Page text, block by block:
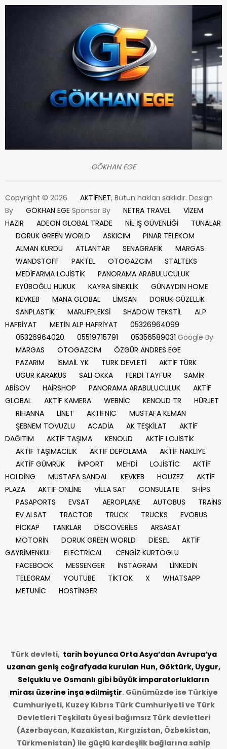
GÖKHAN EGE
Copyright © 2026 AKTİFNET, Bütün hakları saklıdır. Design
By
GÖKHAN EGE Sponsor By NETRA TRAVEL
VİZEM
HAZIR
ADEON GLOBAL TRADE NİL İŞ GÜVENLİĞİ
TUNALAR
DORUK GREEN WORLD
ASKICIM
PINAR TELEKOM
ALMAN KURDU
ATLANTAR SENAGRAFİK
MARGAS
WANDSTOFF
PAKTEL OTOGAZCIM
STALTEKS
MEDİFARMA LOJİSTİK
PANORAMA ARABULUCULUK
EYÜBOĞLU HUKUK
KAYRA SİNEKLİK
GÜNAYDIN HOME
KEVKEB
MANA GLOBAL LİMSAN
DORUK GÜZELLİK
SANPLASTİK
MARUFPLEKSİ SHADOW TEKSTİL
ALP
HAFRİYAT
METİN ALP HAFRİYAT
05326964099
05326964020
05519715791 05356589031 Google By
MARGAS
OTOGAZCIM
ÖZGÜR ANDRES EGE
PAZARIM
İSMAİL YK TURK DEVLETİ
AKTİF TÜRK
UGUR KARAKUS
SALI OKKA FERDİ TAYFUR
SAMİR
ABİSOV
HAİRSHOP PANORAMA ARABULUCULUK
AKTİF
GLOBAL
AKTİF KAMERA WEBNİC KENOUD TR
HÜRJET
RİHANNA
LİNET AKTİFNİC
MUSTAFA KEMAN
ŞEBNEM TOVUZLU
ACADİA AK TEŞKİLAT
AKTİF
DAĞITIM
AKTİF TAŞIMA KENOUD
AKTİF LOJİSTİK
AKTİF TAŞIMACILIK
AKTİF DEPOLAMA
AKTİF NAKLİYE
AKTİF GÜMRÜK
İMPORT MEHDİ LOJİSTİC
AKTİF
HOLDİNG
MUSTAFA SANDAL KEVKEB HOUZEZ
AKTİF
PLAZA
AKTİF ONLİNE VİLLA SAT CONSULATE
SHİPS
PASAPORTS
EVSAT AEROPLANE AUTOBUS
TRAİNS
EV ALSAT
TRACTOR TRUCK TRUCKS
EVOBUS
PİCKAP
TANKLAR DİSCOVERİES
ARSASAT
MOTORİN
DORUK GREEN WORLD DİESEL
AKTİF
GAYRİMENKUL
ELECTRİCAL
CENGİZ KURTOGLU
FACEBOOK
MESSENGER İNSTAGRAM
LİNKEDİN
TELEGRAM
YOUTUBE TİKTOK X
WHATSAPP
METUNİC
HOSTİNGER
Türk devleti, tarih boyunca Orta Asya’dan Avrupa’ya
uzanan geniş coğrafyada kurulan Hun, Göktürk, Uygur,
Selçuklu ve Osmanlı gibi büyük imparatorlukların
mirası üzerine inşa edilmiştir. Günümüzde ise Türkiye
Cumhuriyeti, Kuzey Kıbrıs Türk Cumhuriyeti ve Türk
Devletleri Teşkilatı üyesi bağımsız Türk devletleri
(Azerbaycan, Kazakistan, Kırgızistan, Özbekistan,
Türkmenistan) ile güçlü kardeşlik bağlarına sahip